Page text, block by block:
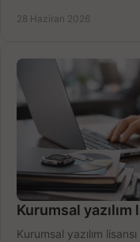
28 Haziran 2026
Kurumsal
Kurumsal yazılım